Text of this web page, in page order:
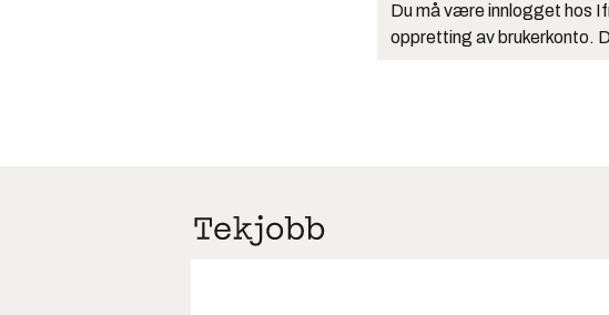
Du må være innlogget hos
oppretting av brukerkonto.